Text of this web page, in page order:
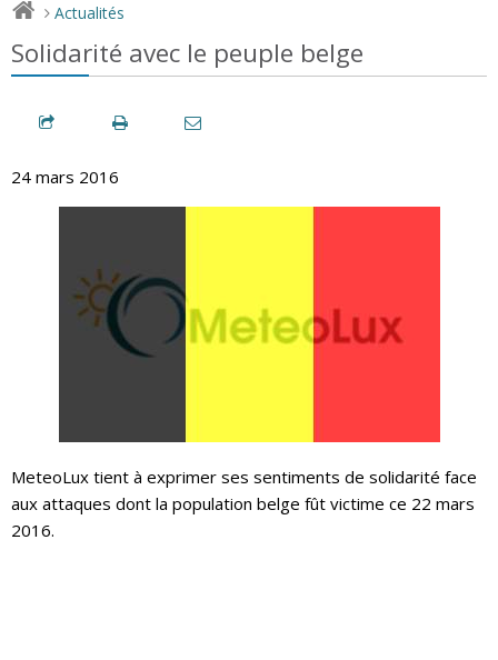
> Actualités
Solidarité avec le peuple belge
24 mars 2016
MeteoLux tient à exprimer ses sentiments de solidarité face
aux attaques dont la population belge fût victime ce 22 mars
2016.